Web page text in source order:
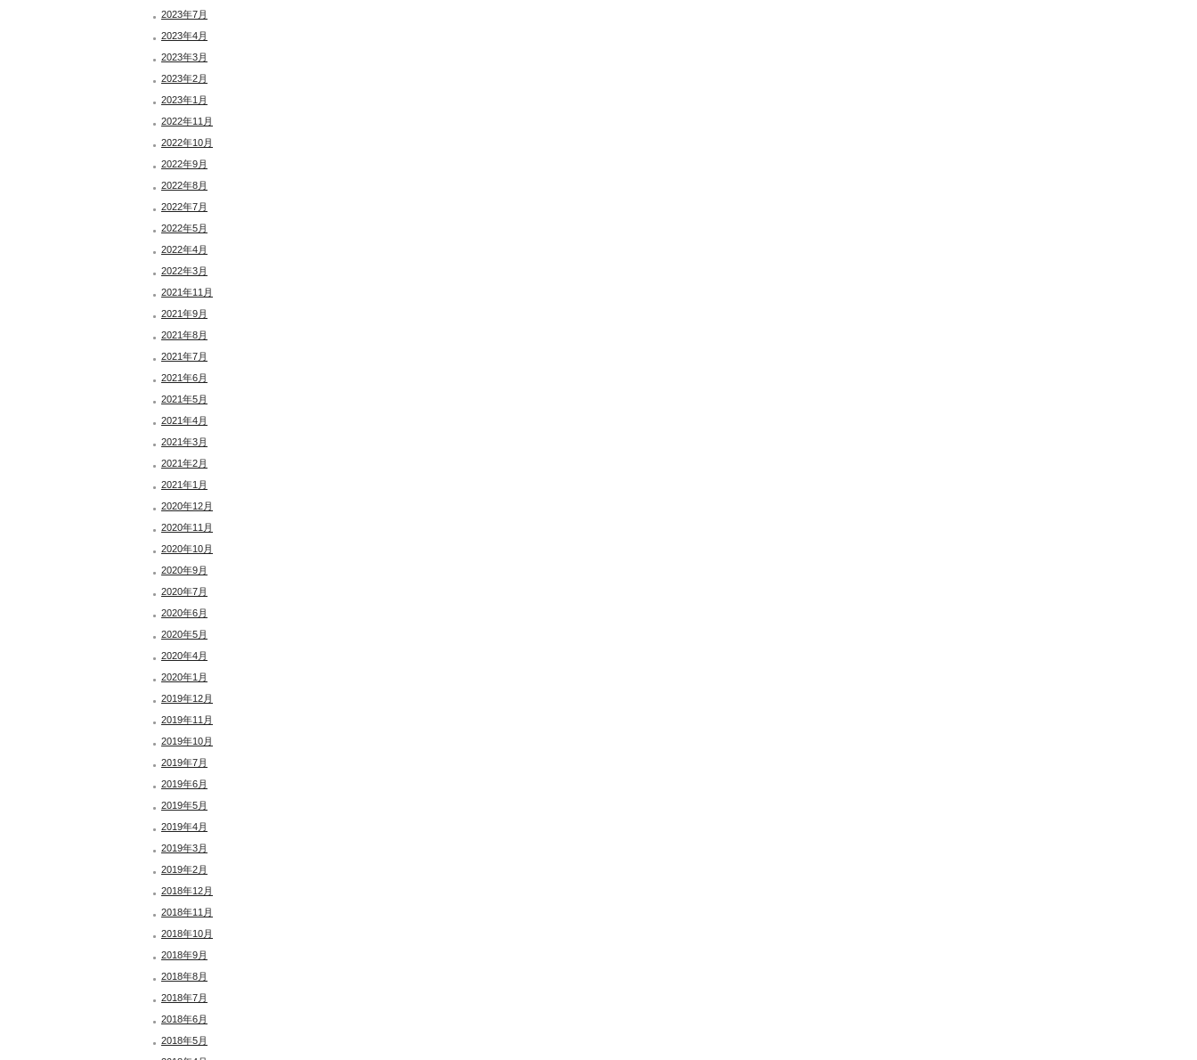
2023年7月
2023年4月
2023年3月
2023年2月
2023年1月
2022年11月
2022年10月
2022年9月
2022年8月
2022年7月
2022年5月
2022年4月
2022年3月
2021年11月
2021年9月
2021年8月
2021年7月
2021年6月
2021年5月
2021年4月
2021年3月
2021年2月
2021年1月
2020年12月
2020年11月
2020年10月
2020年9月
2020年7月
2020年6月
2020年5月
2020年4月
2020年1月
2019年12月
2019年11月
2019年10月
2019年7月
2019年6月
2019年5月
2019年4月
2019年3月
2019年2月
2018年12月
2018年11月
2018年10月
2018年9月
2018年8月
2018年7月
2018年6月
2018年5月